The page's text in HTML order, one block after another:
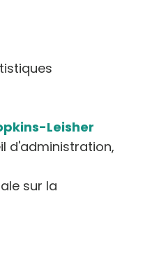
Leisher
d'administration,
sur la